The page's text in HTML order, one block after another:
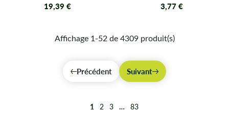
19,39 € 3,77 €
Affichage 1-52 de 4309 produit(s)
Précédent Suivant
1 2 3 … 83